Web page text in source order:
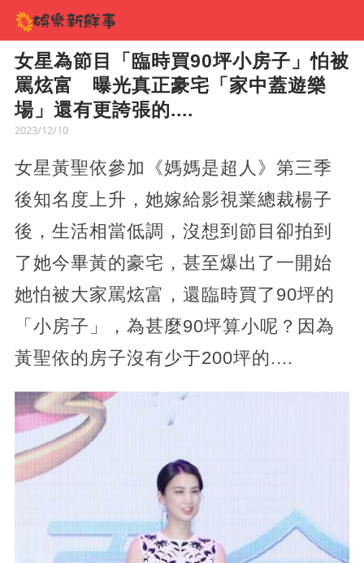
女星為節目「臨時買90坪小房子」怕被
罵炫富 曝光真正豪宅「家中蓋遊樂
場」還有更誇張的....
2023/12/10
女星黃聖依參加《媽媽是超人》第三季
後知名度上升，她嫁給影視業總裁楊子
後，生活相當低調，沒想到節目卻拍到
了她今畢黃的豪宅，甚至爆出了一開始
她怕被大家罵炫富，還臨時買了90坪的
「小房子」，為甚麼90坪算小呢？因為
黃聖依的房子沒有少于200坪的....